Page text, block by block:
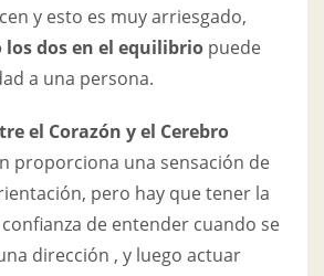
y esto es muy arriesgado,
dos en el equilibrio puede
a una persona.
el Corazón y el Cerebro
proporciona una sensación de
pero hay que tener la
de entender cuando se
dirección , y luego actuar